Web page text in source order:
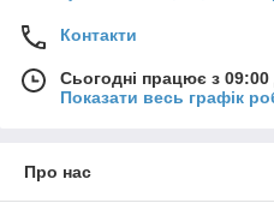
Контакти
Сьогодні працює з
Показати весь графік
Про нас